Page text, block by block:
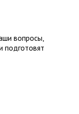
вопросы,
подготовят